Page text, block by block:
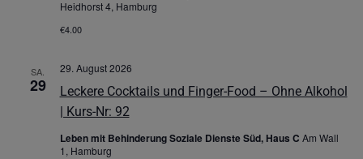
Heidhorst 4, Hamburg
€4.00
SA.
29
Leckere Cocktails und Finger-Food – Ohne Alkohol
| Kurs-Nr: 92
29. August 2026
Leben mit Behinderung Soziale Dienste Süd, Haus C Am Wall
1, Hamburg